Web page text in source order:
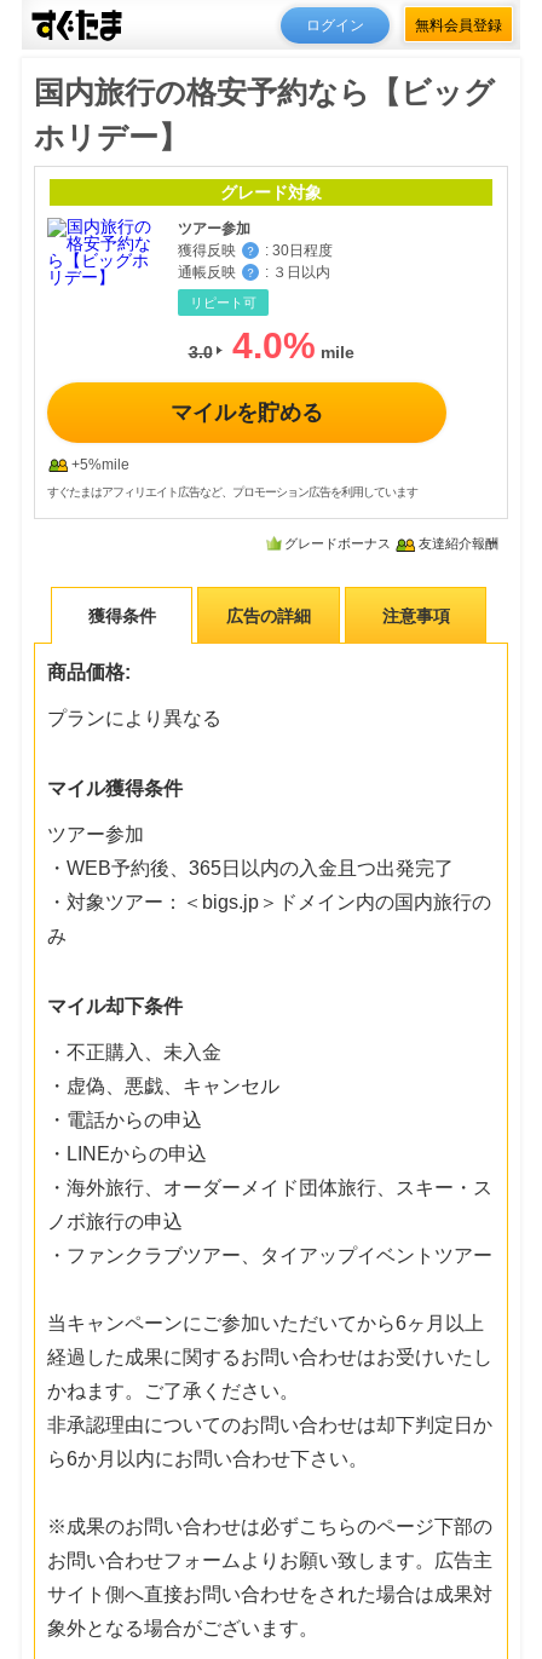
ログイン 無料会員登録
国内旅行の格安予約なら【ビッグ
ホリデー】
グレード対象
ツアー参加
獲得反映
？ : 30日程度
通帳反映
？ : ３日以内
リピート可
3.0 4.0%
マイルを貯める
+5%mile
すぐたまはアフィリエイト広告など、プロモーション広告を利用しています
グレードボーナス 友達紹介報酬
獲得条件 広告の詳細 注意事項
商品価格:
プランにより異なる
マイル獲得条件
ツアー参加
・WEB予約後、365日以内の入金且つ出発完了
・対象ツアー：＜bigs.jp＞ドメイン内の国内旅行の
み
マイル却下条件
・不正購入、未入金
・虚偽、悪戯、キャンセル
・電話からの申込
・LINEからの申込
・海外旅行、オーダーメイド団体旅行、スキー・ス
ノボ旅行の申込
・ファンクラブツアー、タイアップイベントツアー
当キャンペーンにご参加いただいてから6ヶ月以上
経過した成果に関するお問い合わせはお受けいたし
かねます。ご了承ください。
非承認理由についてのお問い合わせは却下判定日か
ら6か月以内にお問い合わせ下さい。
※成果のお問い合わせは必ずこちらのページ下部の
お問い合わせフォームよりお願い致します。広告主
サイト側へ直接お問い合わせをされた場合は成果対
象外となる場合がございます。